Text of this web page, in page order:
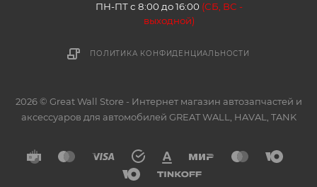
ПН-ПТ с 8:00 до 16:00 (СБ, ВС -
выходной)
ПОЛИТИКА КОНФИДЕНЦИАЛЬНОСТИ
2026 © Great Wall Store - Интернет магазин автозапчастей и
аксессуаров для автомобилей GREAT WALL, HAVAL, TANK